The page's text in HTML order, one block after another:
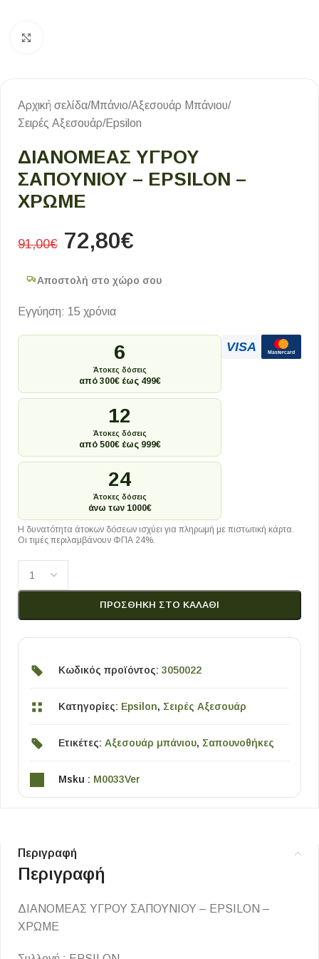
Αρχική σελίδα/Μπάνιο/Αξεσουάρ Μπάνιου/
Σειρές Αξεσουάρ/Epsilon
ΔΙΑΝΟΜΕΑΣ ΥΓΡΟΥ
ΣΑΠΟΥΝΙΟΥ – EPSILON –
ΧΡΩΜΕ
91,00€ 72,80€
Αποστολή στο χώρο σου
Εγγύηση: 15 χρόνια
6
Άτοκες δόσεις
από 300€ έως 499€
12
Άτοκες δόσεις
από 500€ έως 999€
24
Άτοκες δόσεις
άνω των 1000€
VISA Mastercard
Η δυνατότητα άτοκων δόσεων ισχύει για πληρωμή με πιστωτική κάρτα.
Οι τιμές περιλαμβάνουν ΦΠΑ 24%.
ΠΡΟΣΘΉΚΗ ΣΤΟ ΚΑΛΆΘΙ
Κωδικός προϊόντος: 3050022
Κατηγορίες: Epsilon, Σειρές Αξεσουάρ
Ετικέτες: Αξεσουάρ μπάνιου, Σαπουνοθήκες
Msku : M0033Ver
Περιγραφή
Περιγραφή
ΔΙΑΝΟΜΕΑΣ ΥΓΡΟΥ ΣΑΠΟΥΝΙΟΥ – EPSILON –
ΧΡΩΜΕ